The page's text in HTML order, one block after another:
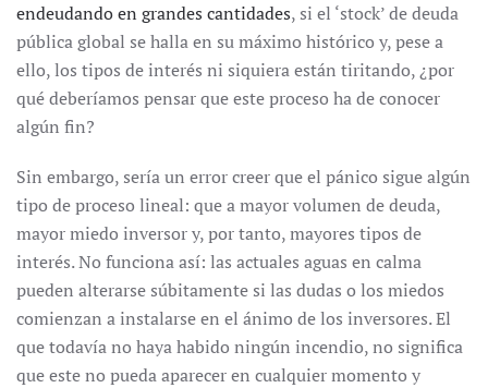
endeudando en grandes cantidades, si el ‘stock’ de deuda
pública global se halla en su máximo histórico y, pese a
ello, los tipos de interés ni siquiera están tiritando, ¿por
qué deberíamos pensar que este proceso ha de conocer
algún fin?
Sin embargo, sería un error creer que el pánico sigue algún
tipo de proceso lineal: que a mayor volumen de deuda,
mayor miedo inversor y, por tanto, mayores tipos de
interés. No funciona así: las actuales aguas en calma
pueden alterarse súbitamente si las dudas o los miedos
comienzan a instalarse en el ánimo de los inversores. El
que todavía no haya habido ningún incendio, no significa
que este no pueda aparecer en cualquier momento y